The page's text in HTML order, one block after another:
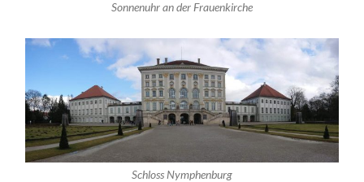
Sonnenuhr an der Frauenkirche
Schloss Nymphenburg